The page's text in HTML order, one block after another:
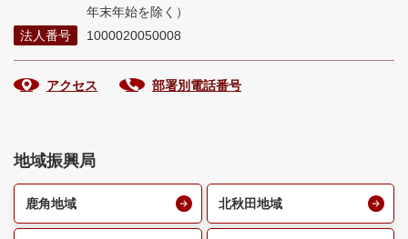
年末年始を除く）
法人番号
1000020050008
アクセス 部署別電話番号
地域振興局
鹿角地域 北秋田地域